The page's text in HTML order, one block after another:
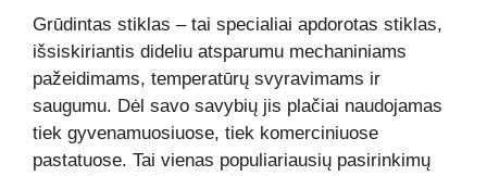
Grūdintas stiklas – tai specialiai apdorotas stiklas,
išsiskiriantis dideliu atsparumu mechaniniams
pažeidimams, temperatūrų svyravimams ir
saugumu. Dėl savo savybių jis plačiai naudojamas
tiek gyvenamuosiuose, tiek komerciniuose
pastatuose. Tai vienas populiariausių pasirinkimų